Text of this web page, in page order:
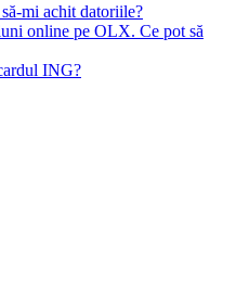
mi achit datoriile?
online pe OLX. Ce pot să
ING?